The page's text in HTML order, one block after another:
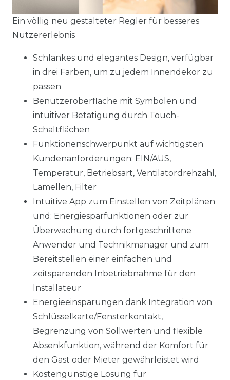
Ein völlig neu gestalteter Regler für besseres
Nutzererlebnis
Schlankes und elegantes Design, verfügbar
in drei Farben, um zu jedem Innendekor zu
passen
Benutzeroberfläche mit Symbolen und
intuitiver Betätigung durch Touch-
Schaltflächen
Funktionenschwerpunkt auf wichtigsten
Kundenanforderungen: EIN/AUS,
Temperatur, Betriebsart, Ventilatordrehzahl,
Lamellen, Filter
Intuitive App zum Einstellen von Zeitplänen
und; Energiesparfunktionen oder zur
Überwachung durch fortgeschrittene
Anwender und Technikmanager und zum
Bereitstellen einer einfachen und
zeitsparenden Inbetriebnahme für den
Installateur
Energieeinsparungen dank Integration von
Schlüsselkarte/Fensterkontakt,
Begrenzung von Sollwerten und flexible
Absenkfunktion, während der Komfort für
den Gast oder Mieter gewährleistet wird
Kostengünstige Lösung für